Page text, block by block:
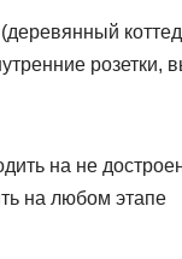
розетки,
на не
на любом этапе